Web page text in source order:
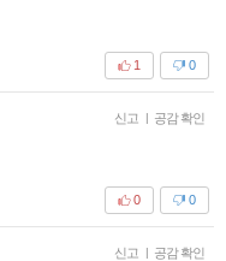
0
1
신고 | 공감 확인
0
0
신고 | 공감 확인